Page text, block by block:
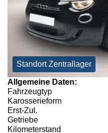
Standort Zentrallager
Allgemeine Daten:
Fahrzeugtyp
Karosserieform
Erst-Zul.
Getriebe
Kilometerstand